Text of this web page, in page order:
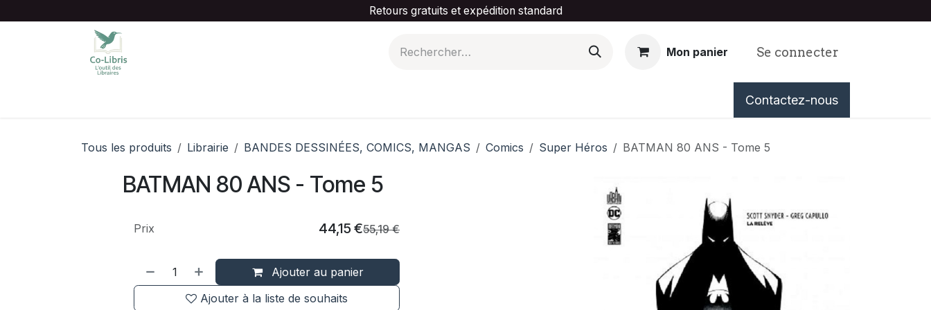
Retours gratuits et expédition standard
Mon panier Se connecter
Tableau de Bord
Contactez-nous
Tous les produits Librairie BANDES DESSINÉES, COMICS, MANGAS Comics Super Héros BATMAN 80 ANS - Tome 5
BATMAN 80 ANS - Tome 5
Ajouter au panier
Ajouter à la liste de souhaits
Prix 44,15 €55,19€